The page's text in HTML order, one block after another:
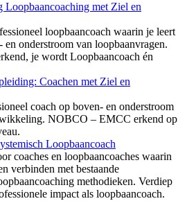
met Ziel en
loopbaancoach waarin je leert
en onderstroom van loopbaanvragen.
je wordt Loopbaancoach én
Coachen met Ziel en
coach op boven- en onderstroom
NOBCO – EMCC erkend op
Loopbaancoach
coaches en loopbaancoaches waarin
verbinden met bestaande
methodieken. Verdiep
impact als loopbaancoach.